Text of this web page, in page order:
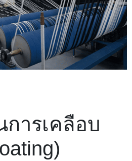
การเคลือบ